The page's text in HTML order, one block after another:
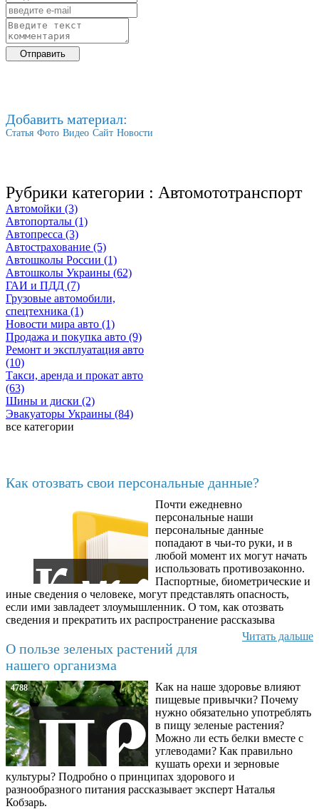
Добавить материал:
Статья Фото Видео Сайт Новости
Рубрики категории : Автомототранспорт
Автомойки (3)
Автопорталы (1)
Автопресса (3)
Автострахование (5)
Автошколы России (1)
Автошколы Украины (62)
ГАИ и ПДД (7)
Грузовые автомобили,
спецтехника (1)
Новости мира авто (1)
Продажа и покупка авто (9)
Ремонт и эксплуатация авто
(10)
Такси, аренда и прокат авто
(63)
Шины и диски (2)
Эвакуаторы Украины (84)
все категории
Как отозвать свои персональные данные?
Почти ежедневно
персональные наши
персональные данные
попадают в чьи-то руки, и в
любой момент их могут начать
использовать противозаконно.
Паспортные, биометрические и
иные сведения о человеке, могут представлять опасность,
если ими завладеет злоумышленник. О том, как отозвать
сведения и прекратить их распространение рассказыва
Читать дальше
О пользе зеленых растений для
нашего организма
4788
Как на наше здоровье влияют
пищевые привычки? Почему
нужно обязательно употреблять
в пищу зеленые растения?
Можно ли есть белки вместе с
углеводами? Как правильно
кушать орехи и зерновые
культуры? Подробно о принципах здорового и
разнообразного питания рассказывает эксперт Наталья
Кобзарь.